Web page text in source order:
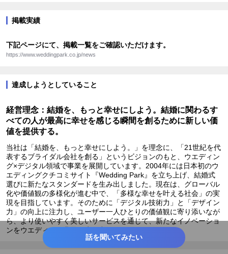
話を聞いてみたい
掲載実績
下記ページにて、掲載一覧をご確認いただけます。
https://www.weddingpark.co.jp/news
達成しようとしていること
経営理念：結婚を、もっと幸せにしよう。結婚に関わるす
べての人が最高に幸せを感じる瞬間を創るために新しい価
値を提供する。
当社は「結婚を、もっと幸せにしよう。」を理念に、「21世紀を代
表するブライダル会社を創る」というビジョンのもと、ウエディン
グ×デジタル領域で事業を展開しています。2004年には日本初のウ
エディングクチコミサイト『Wedding Park』を立ち上げ、結婚式
選びに新たなスタンダードを生み出しました。現在は、グローバル
化や価値観の多様化が進む中で、「多様な幸せを叶える社会」の実
現を目指しています。そのために「デジタル技術力」と「デザイン
力」の向上に注力し、ユーザー一人ひとりの価値観に寄り添いなが
ら、より使いやすく美しいサービスを通じて、新たなイノベーショ
ンをウエディング業界に生み出していきます。